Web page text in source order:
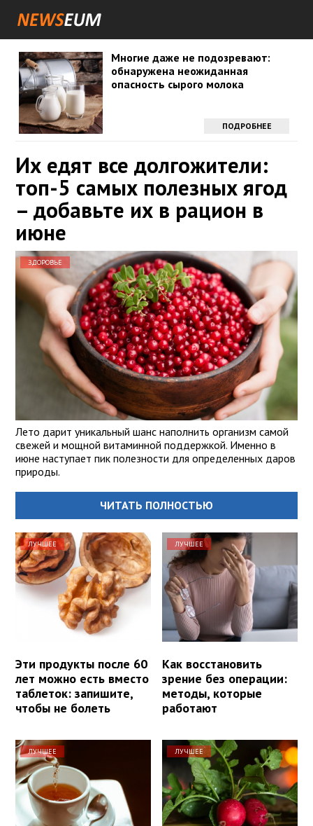
Многие даже не подозревают:
обнаружена неожиданная
опасность сырого молока
ПОДРОБНЕЕ
Их едят все долгожители:
топ-5 самых полезных ягод
– добавьте их в рацион в
июне
ЗДОРОВЬЕ
Лето дарит уникальный шанс наполнить организм самой
свежей и мощной витаминной поддержкой. Именно в
июне наступает пик полезности для определенных даров
природы.
ЧИТАТЬ ПОЛНОСТЬЮ
ЛУЧШЕЕ
Эти продукты после 60
лет можно есть вместо
таблеток: запишите,
чтобы не болеть
ЛУЧШЕЕ
Как восстановить
зрение без операции:
методы, которые
работают
ЛУЧШЕЕ ЛУЧШЕЕ